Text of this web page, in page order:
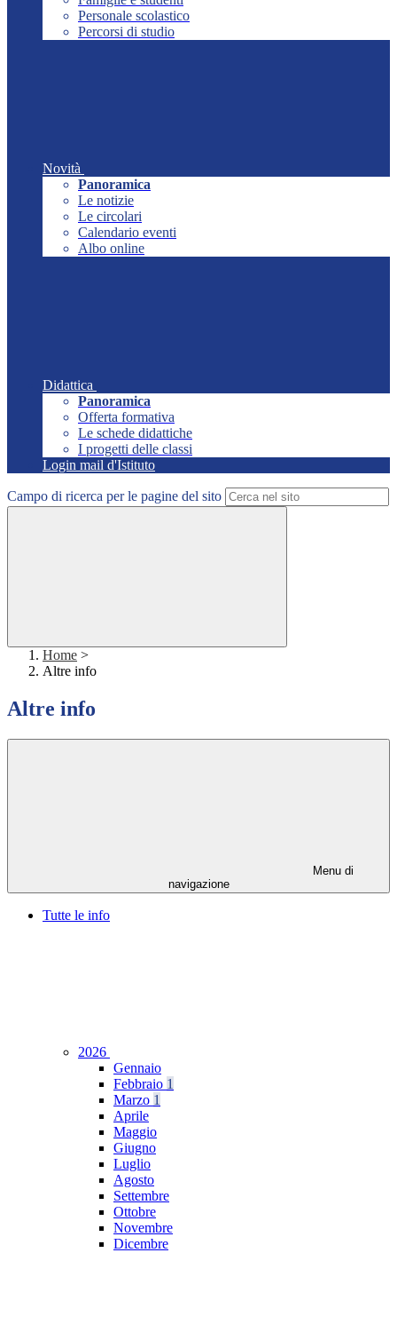
Personale scolastico
Percorsi di studio
Novità
Panoramica
Le notizie
Le circolari
Calendario eventi
Albo online
Didattica
Panoramica
Offerta formativa
Le schede didattiche
I progetti delle classi
Login mail d'Istituto
Campo di ricerca per le pagine del sito
Home >
Altre info
Altre info
Menu di
navigazione
Tutte le info
2026
Gennaio
Febbraio 1
Marzo 1
Aprile
Maggio
Giugno
Luglio
Agosto
Settembre
Ottobre
Novembre
Dicembre